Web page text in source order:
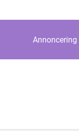
Annoncering